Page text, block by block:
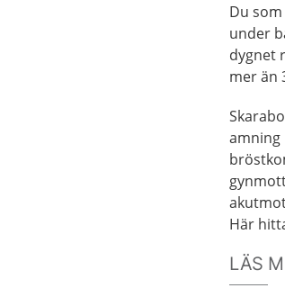
Du
under
dygnet
mer än
amning
Här
LÄS